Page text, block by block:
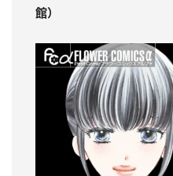
館）